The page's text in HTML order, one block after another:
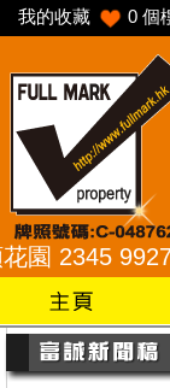
我的收藏 0 個
9927 /樂